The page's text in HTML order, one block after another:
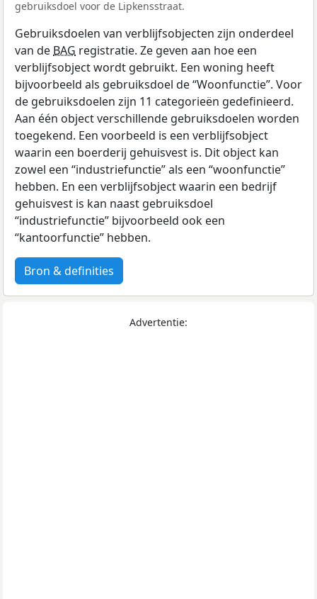
gebruiksdoel voor de Lipkensstraat.
Gebruiksdoelen van verblijfsobjecten zijn onderdeel
van de BAG registratie. Ze geven aan hoe een
verblijfsobject wordt gebruikt. Een woning heeft
bijvoorbeeld als gebruiksdoel de “Woonfunctie”. Voor
de gebruiksdoelen zijn 11 categorieën gedefinieerd.
Aan één object verschillende gebruiksdoelen worden
toegekend. Een voorbeeld is een verblijfsobject
waarin een boerderij gehuisvest is. Dit object kan
zowel een “industriefunctie” als een “woonfunctie”
hebben. En een verblijfsobject waarin een bedrijf
gehuisvest is kan naast gebruiksdoel
“industriefunctie” bijvoorbeeld ook een
“kantoorfunctie” hebben.
Bron & definities
Advertentie: